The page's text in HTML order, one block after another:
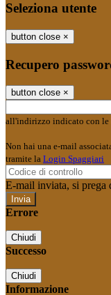
Seleziona utente
button close ×
Recupero
button close ×
all'indirizzo indicato con le
Non hai una e-mail
tramite la Login Spaggiari
E-mail inviata, si prega
Errore
Chiudi
Successo
Chiudi
Informazione